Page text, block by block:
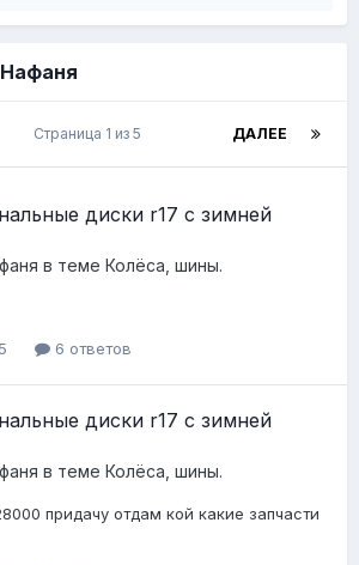
ДАЛЕЕ
Страница 1 из 5
диски r17 с зимней
в теме Колёса, шины.
6 ответов
диски r17 с зимней
в теме Колёса, шины.
придачу отдам кой какие запчасти